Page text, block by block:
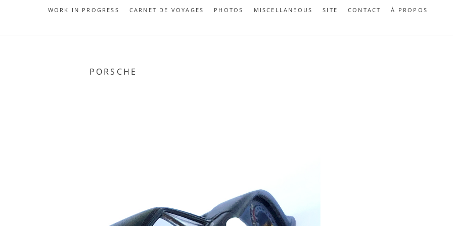
WORK IN PROGRESS CARNET DE VOYAGES PHOTOS MISCELLANEOUS SITE CONTACT À PROPOS
PORSCHE